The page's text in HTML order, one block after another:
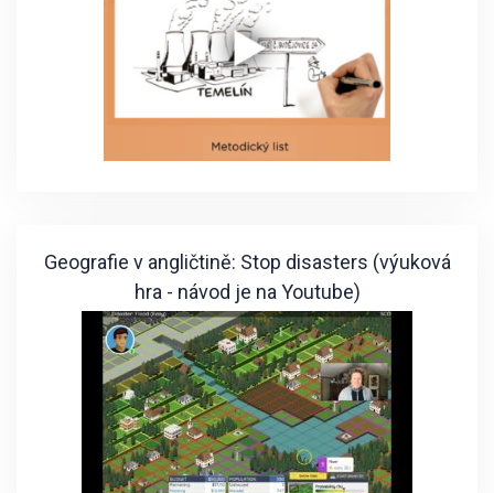
Geografie v angličtině: Stop disasters (výuková
hra - návod je na Youtube)